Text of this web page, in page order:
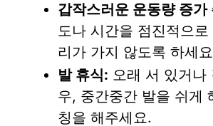
갑작스러운 운동량 증가
도나 시간을 점진적으
리가 가지 않도록 하세
발 휴식: 오래 서 있거나
우, 중간중간 발을 쉬게
칭을 해주세요.